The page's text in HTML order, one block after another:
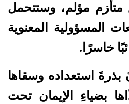
مؤلم، وستتحمل
المسؤولية المعنوية
خاسرًا.
بذرةَ استعداده وسقاها
بضياءِ الإيمان تحت